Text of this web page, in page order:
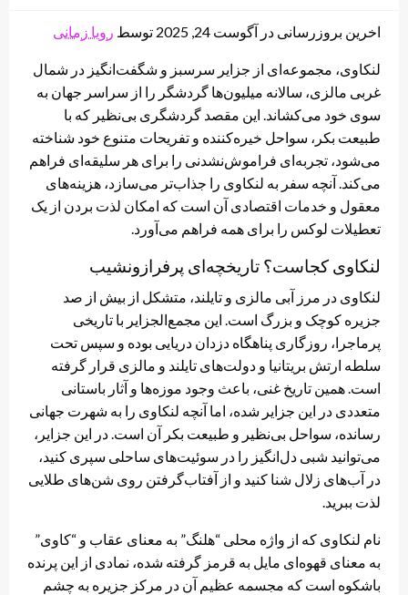
اخرین بروزرسانی در آگوست 24, 2025 توسط رویا زمانی
لنکاوی، مجموعه‌ای از جزایر سرسبز و شگفت‌انگیز در شمال
غربی مالزی، سالانه میلیون‌ها گردشگر را از سراسر جهان به
سوی خود می‌کشاند. این مقصد گردشگری بی‌نظیر که با
طبیعت بکر، سواحل خیره‌کننده و تفریحات متنوع خود شناخته
می‌شود، تجربه‌ای فراموش‌نشدنی را برای هر سلیقه‌ای فراهم
می‌کند. آنچه سفر به لنکاوی را جذاب‌تر می‌سازد، هزینه‌های
معقول و خدمات اقتصادی آن است که امکان لذت بردن از یک
تعطیلات لوکس را برای همه فراهم می‌آورد.
لنکاوی کجاست؟ تاریخچه‌ای پرفرازونشیب
لنکاوی در مرز آبی مالزی و تایلند، متشکل از بیش از صد
جزیره کوچک و بزرگ است. این مجمع‌الجزایر با تاریخی
پرماجرا، روزگاری پناهگاه دزدان دریایی بوده و سپس تحت
سلطه ارتش بریتانیا و دولت‌های تایلند و مالزی قرار گرفته
است. همین تاریخ غنی، باعث وجود موزه‌ها و آثار باستانی
متعددی در این جزایر شده، اما آنچه لنکاوی را به شهرت جهانی
رسانده، سواحل بی‌نظیر و طبیعت بکر آن است. در این جزایر،
می‌توانید شبی دل‌انگیز را در سوئیت‌های ساحلی سپری کنید،
در آب‌های زلال شنا کنید و از آفتاب‌گرفتن روی شن‌های طلایی
لذت ببرید.
نام لنکاوی که از واژه محلی “هلنگ” به معنای عقاب و “کاوی”
به معنای قهوه‌ای مایل به قرمز گرفته شده، نمادی از این پرنده
باشکوه است که مجسمه عظیم آن در مرکز جزیره به چشم